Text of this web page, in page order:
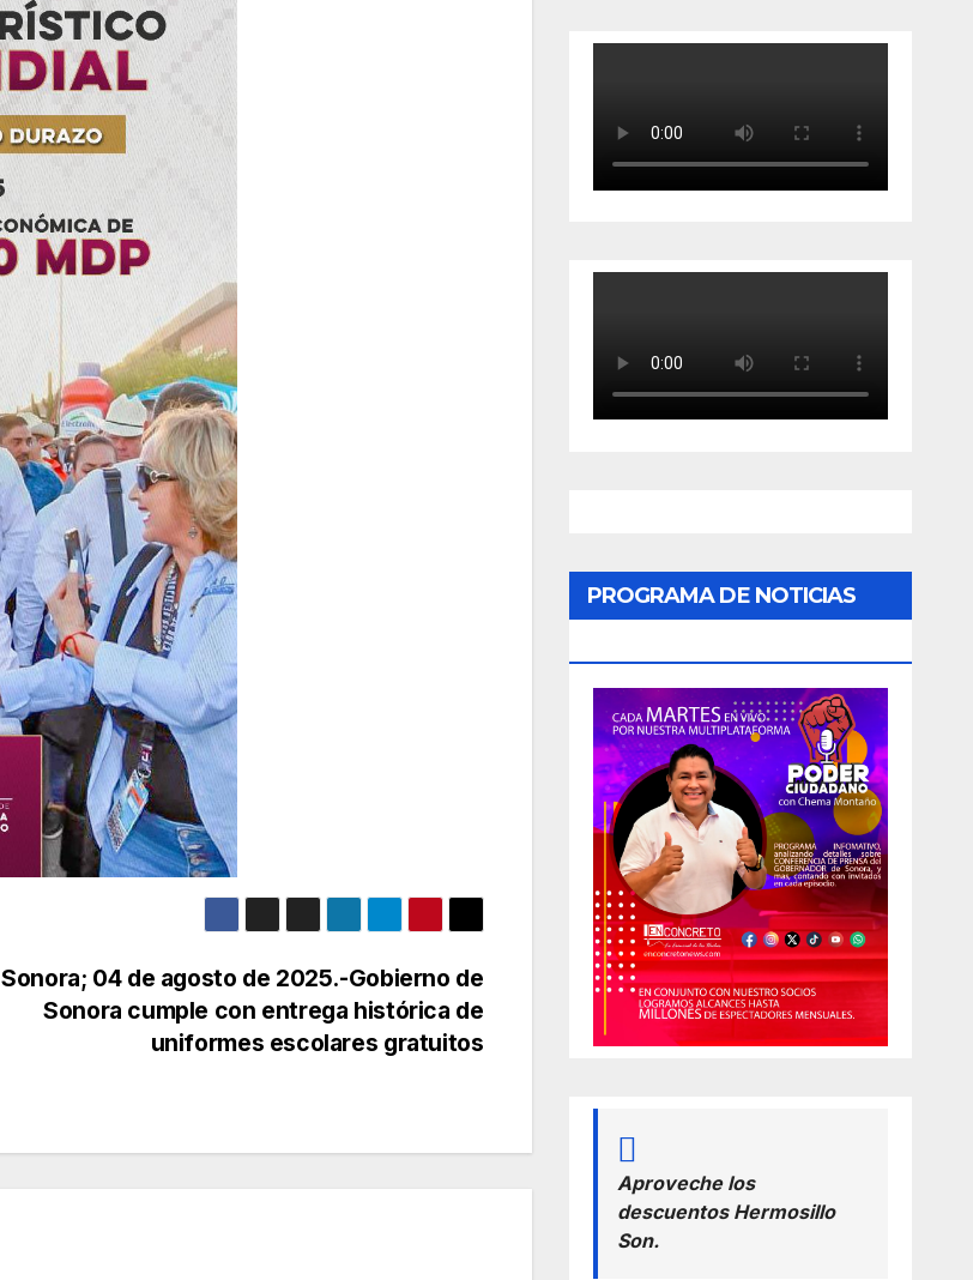
Sonora; 04 de agosto de 2025.-Gobierno de
Sonora cumple con entrega histórica de
uniformes escolares gratuitos
PROGRAMA DE NOTICIAS
Aproveche los
descuentos Hermosillo
Son.